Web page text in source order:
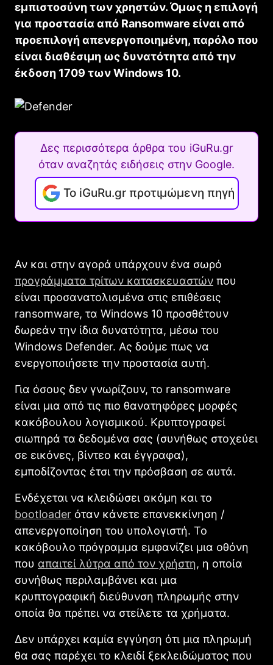
εμπιστοσύνη των χρηστών. Όμως η επιλογή
για προστασία από Ransomware είναι από
προεπιλογή απενεργοποιημένη, παρόλο που
είναι διαθέσιμη ως δυνατότητα από την
έκδοση 1709 των Windows 10.
Δες περισσότερα άρθρα του iGuRu.gr
όταν αναζητάς ειδήσεις στην Google.
Το iGuRu.gr προτιμώμενη πηγή
Αν και στην αγορά υπάρχουν ένα σωρό
προγράμματα τρίτων κατασκευαστών που
είναι προσανατολισμένα στις επιθέσεις
ransomware, τα Windows 10 προσθέτουν
δωρεάν την ίδια δυνατότητα, μέσω του
Windows Defender. Ας δούμε πως να
ενεργοποιήσετε την προστασία αυτή.
Για όσους δεν γνωρίζουν, το ransomware
είναι μια από τις πιο θανατηφόρες μορφές
κακόβουλου λογισμικού. Κρυπτογραφεί
σιωπηρά τα δεδομένα σας (συνήθως στοχεύει
σε εικόνες, βίντεο και έγγραφα),
εμποδίζοντας έτσι την πρόσβαση σε αυτά.
Ενδέχεται να κλειδώσει ακόμη και το
bootloader όταν κάνετε επανεκκίνηση /
απενεργοποίηση του υπολογιστή. Το
κακόβουλο πρόγραμμα εμφανίζει μια οθόνη
που απαιτεί λύτρα από τον χρήστη, η οποία
συνήθως περιλαμβάνει και μια
κρυπτογραφική διεύθυνση πληρωμής στην
οποία θα πρέπει να στείλετε τα χρήματα.
Δεν υπάρχει καμία εγγύηση ότι μια πληρωμή
θα σας παρέχει το κλειδί ξεκλειδώματος που